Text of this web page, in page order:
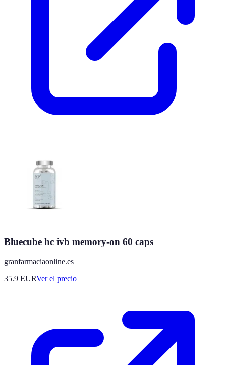
Bluecube hc ivb memory-on 60 caps
granfarmaciaonline.es
35.9 EURVer el precio